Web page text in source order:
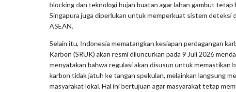
blocking dan teknologi hujan buatan agar lahan gambut tetap
Singapura juga diperlukan untuk memperkuat sistem deteksi
ASEAN.
Selain itu, Indonesia mematangkan kesiapan perdagangan
Karbon (SRUK) akan resmi diluncurkan pada 9 Juli 2026
menyatakan bahwa regulasi akan disusun untuk memastikan
karbon tidak jatuh ke tangan spekulan, melainkan langsung
masyarakat lokal. Hal ini bertujuan agar masyarakat tetap